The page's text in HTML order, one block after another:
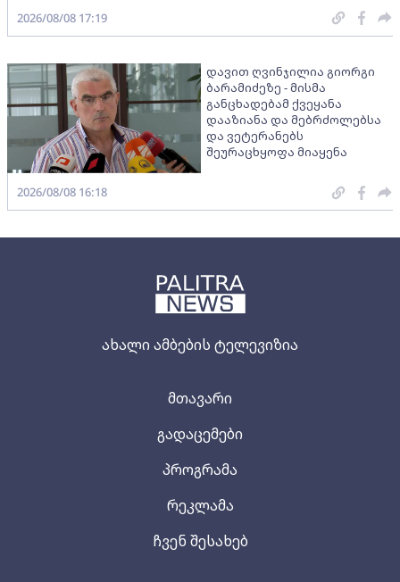
ახალი ამბების ტელევიზია
მთავარი
გადაცემები
პროგრამა
რეკლამა
ჩვენ შესახებ
2026/08/08 17:19
დავით ღვინჯილია გიორგი
ბარამიძეზე - მისმა
განცხადებამ ქვეყანა
დააზიანა და მებრძოლებსა
და ვეტერანებს
შეურაცხყოფა მიაყენა
2026/08/08 16:18